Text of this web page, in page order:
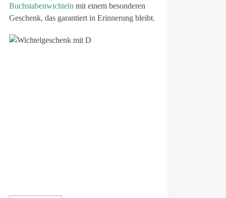
Buchstabenwichteln mit einem besonderen
Geschenk, das garantiert in Erinnerung bleibt.